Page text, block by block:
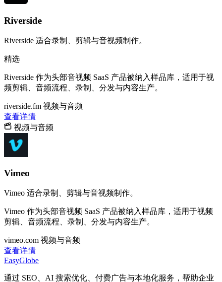
Riverside
Riverside 适合录制、剪辑与音视频制作。
精选
Riverside 作为头部音视频 SaaS 产品被纳入样品库，适用于视
频剪辑、音频流程、录制、分发与内容生产。
riverside.fm 视频与音频
查看详情
视频与音频
Vimeo
Vimeo 适合录制、剪辑与音视频制作。
Vimeo 作为头部音视频 SaaS 产品被纳入样品库，适用于视频
剪辑、音频流程、录制、分发与内容生产。
vimeo.com 视频与音频
查看详情
EasyGlobe
通过 SEO、AI 搜索优化、付费广告与本地化服务，帮助企业